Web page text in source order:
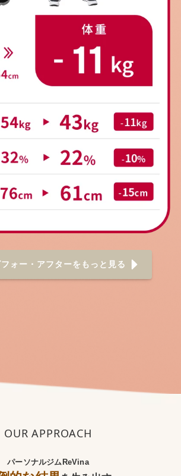
ォー・アフターをもっと見る
OUR APPROACH
パーソナルジムReVina